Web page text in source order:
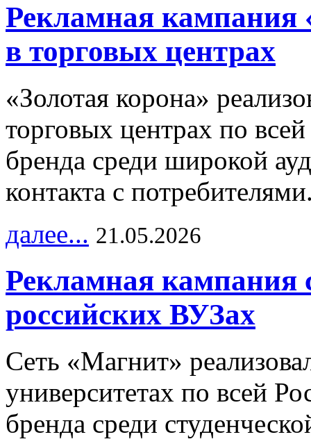
Рекламная кампания
в торговых центрах
«Золотая корона»
торговых центрах по
бренда среди широкой
контакта с
далее... 21.05.2026
Рекламная кампания
российских ВУЗах
Сеть «Магнит»
университетах по всей
бренда среди